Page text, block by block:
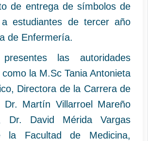
de entrega de símbolos de
estudiantes de tercer año
de Enfermería.
presentes las autoridades
la M.Sc Tania Antonieta
Directora de la Carrera de
Dr. Martín Villarroel Mareño
Dr. David Mérida Vargas
la Facultad de Medicina,